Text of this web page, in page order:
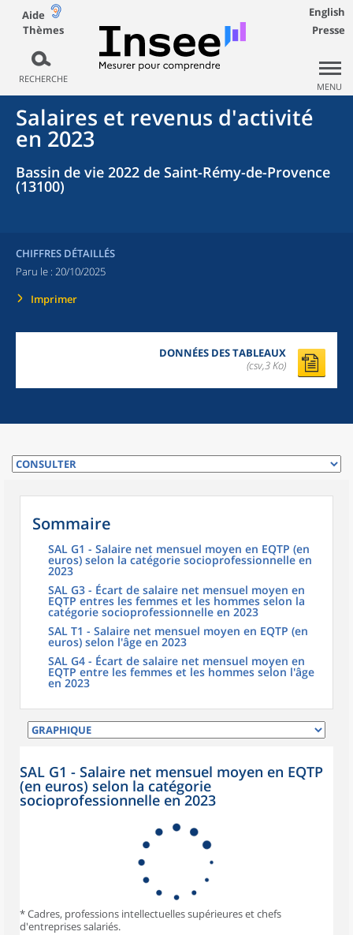
Aide
Thèmes
RECHERCHE
English
Presse
MENU
Salaires et revenus d'activité
en 2023
Bassin de vie 2022 de Saint-Rémy-de-Provence
(13100)
CHIFFRES DÉTAILLÉS
Paru le : 20/10/2025
Imprimer
DONNÉES DES TABLEAUX
(csv,3 Ko)
Sommaire
SAL G1 - Salaire net mensuel moyen en EQTP (en
euros) selon la catégorie socioprofessionnelle en
2023
SAL G3 - Écart de salaire net mensuel moyen en
EQTP entres les femmes et les hommes selon la
catégorie socioprofessionnelle en 2023
SAL T1 - Salaire net mensuel moyen en EQTP (en
euros) selon l'âge en 2023
SAL G4 - Écart de salaire net mensuel moyen en
EQTP entre les femmes et les hommes selon l'âge
en 2023
SAL G1 - Salaire net mensuel moyen en EQTP
(en euros) selon la catégorie
socioprofessionnelle en 2023
* Cadres, professions intellectuelles supérieures et chefs
d'entreprises salariés.